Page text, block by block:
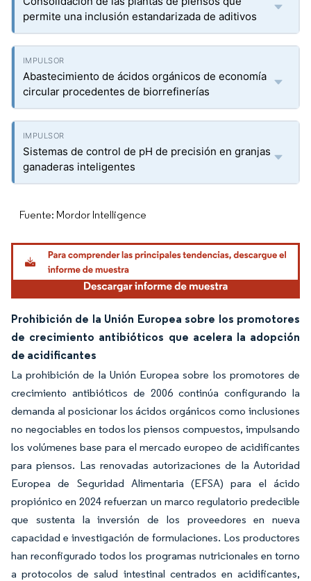
permite una inclusión estandarizada de aditivos
Abastecimiento de ácidos orgánicos de economía
circular procedentes de biorrefinerías
Sistemas de control de pH de precisión en granjas
ganaderas inteligentes
Fuente: Mordor Intelligence
Prohibición de la Unión Europea sobre los promotores
de crecimiento antibióticos que acelera la adopción
de acidificantes
La prohibición de la Unión Europea sobre los promotores de
crecimiento antibióticos de 2006 continúa configurando la
demanda al posicionar los ácidos orgánicos como inclusiones
no negociables en todos los piensos compuestos, impulsando
los volúmenes base para el mercado europeo de acidificantes
para piensos. Las renovadas autorizaciones de la Autoridad
Europea de Seguridad Alimentaria (EFSA) para el ácido
propiónico en 2024 refuerzan un marco regulatorio predecible
que sustenta la inversión de los proveedores en nueva
capacidad e investigación de formulaciones. Los productores
han reconfigurado todos los programas nutricionales en torno
a protocolos de salud intestinal centrados en acidificantes,